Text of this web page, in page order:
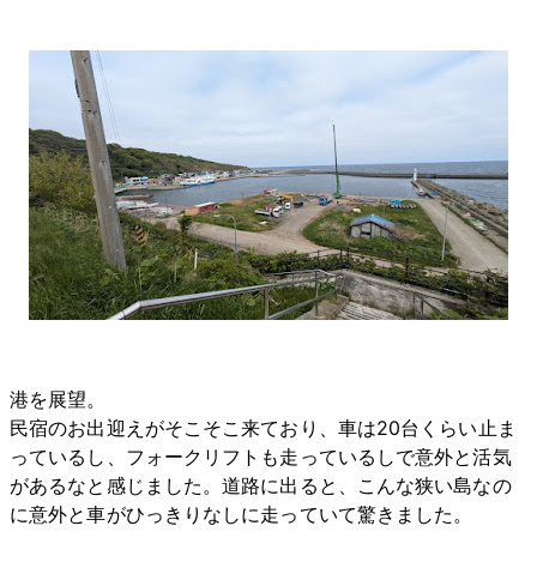
港を展望。
民宿のお出迎えがそこそこ来ており、車は20台くらい止ま
っているし、フォークリフトも走っているしで意外と活気
があるなと感じました。道路に出ると、こんな狭い島なの
に意外と車がひっきりなしに走っていて驚きました。